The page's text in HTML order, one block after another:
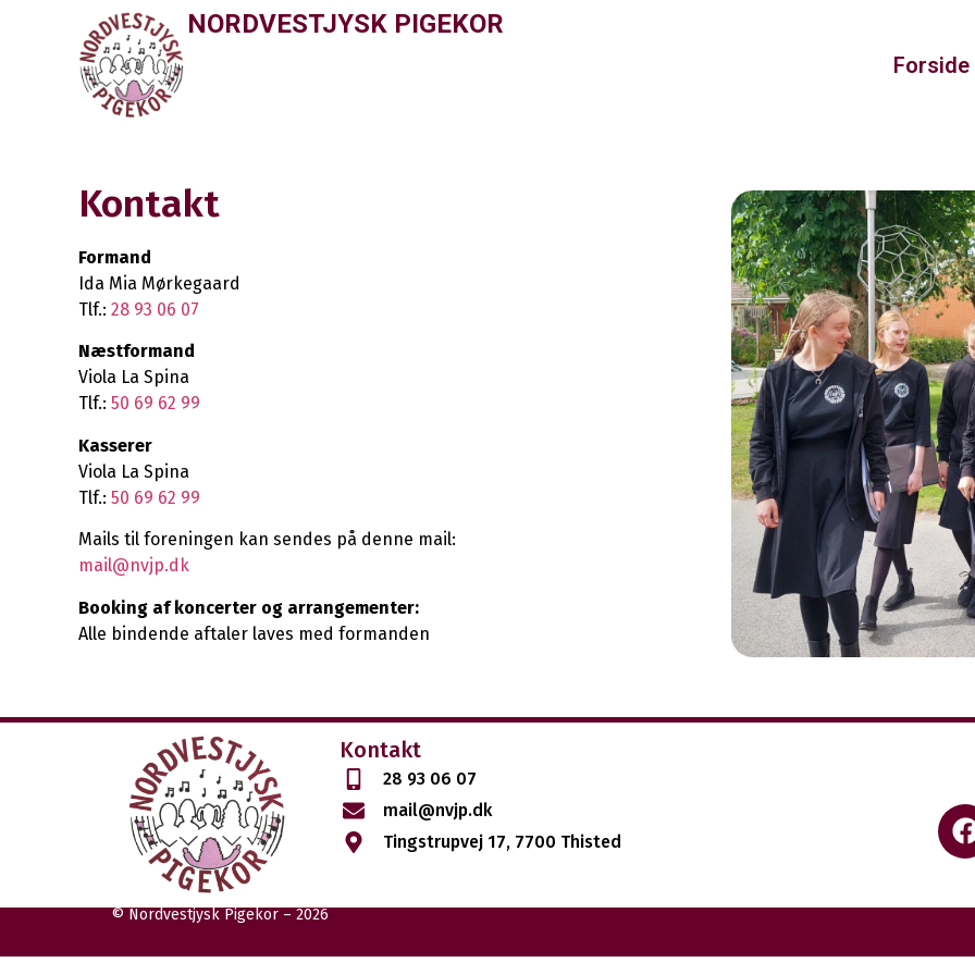
NORDVESTJYSK PIGEKOR
Forside
Kontakt
Formand
Ida Mia Mørkegaard
Tlf.: 28 93 06 07
Næstformand
Viola La Spina
Tlf.: 50 69 62 99
Kasserer
Viola La Spina
Tlf.: 50 69 62 99
Mails til foreningen kan sendes på denne mail:
mail@nvjp.dk
Booking af koncerter og arrangementer:
Alle bindende aftaler laves med formanden
Kontakt
28 93 06 07
mail@nvjp.dk
Tingstrupvej 17, 7700 Thisted
© Nordvestjysk Pigekor – 2026